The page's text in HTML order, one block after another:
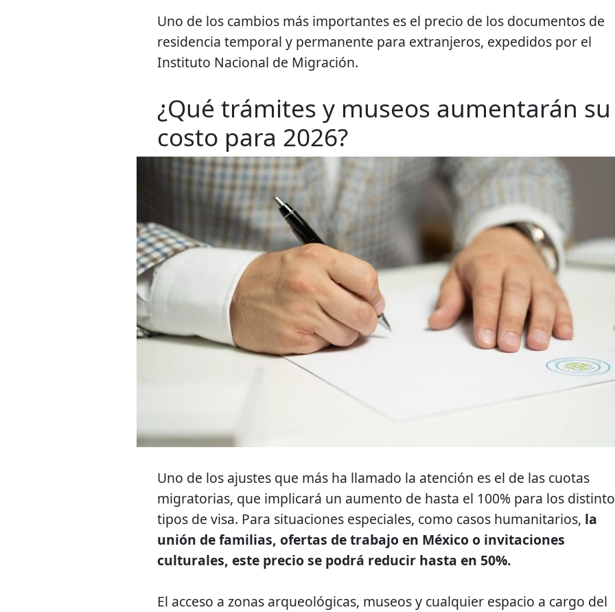
Uno de los cambios más importantes es el precio de los documentos de
residencia temporal y permanente para extranjeros, expedidos por el
Instituto Nacional de Migración.
¿Qué trámites y museos aumentarán su
costo para 2026?
Uno de los ajustes que más ha llamado la atención es el de las cuotas
migratorias, que implicará un aumento de hasta el 100% para los
tipos de visa. Para situaciones especiales, como casos humanitarios, la
unión de familias, ofertas de trabajo en México o invitaciones
culturales, este precio se podrá reducir hasta en 50%.
El acceso a zonas arqueológicas, museos y cualquier espacio a cargo del